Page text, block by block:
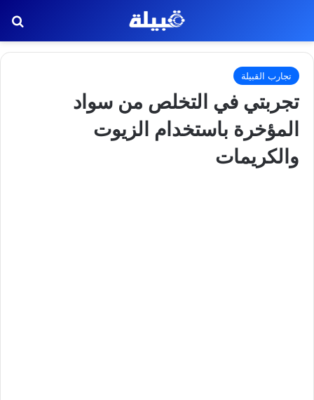
تجارب القبيلة
تجربتي في التخلص من سواد
المؤخرة باستخدام الزيوت
والكريمات